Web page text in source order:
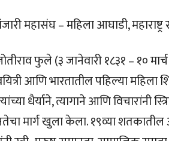
महासंघ – महिला आघाडी, महाराष्ट्र
फुले (३ जानेवारी १८३१ – १०
आणि भारतातील पहिल्या
धैर्याने, त्यागाने आणि विचारांनी
मार्ग खुला केला. १९व्या